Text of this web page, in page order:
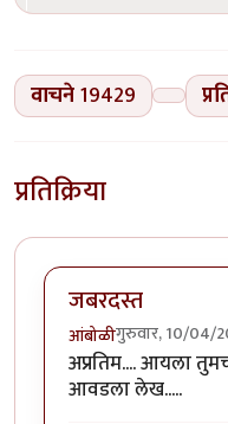
वाचने19429
प्रतिक्रिया
जबरदस्त
आंबोळीगुरुवार, 10/04/
अप्रतिम.... आयला
आवडला लेख.....